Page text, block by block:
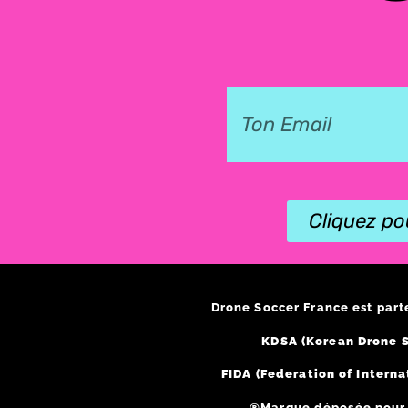
Cliquez
Drone Soccer France est
KDSA (Korean
FIDA (Federation of